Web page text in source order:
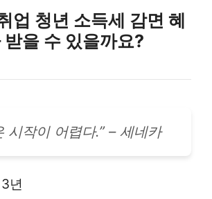
업 청년 소득세 감면 혜
받을 수 있을까요?
시작이 어렵다.” – 세네카
년